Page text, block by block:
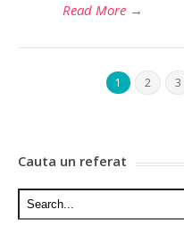
Read More →
1 2 3
Cauta un referat